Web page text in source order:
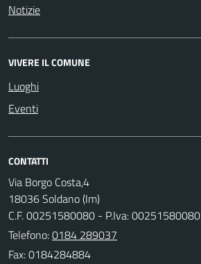
Notizie
VIVERE IL COMUNE
Luoghi
Eventi
CONTATTI
Via Borgo Costa,4
18036 Soldano (Im)
C.F. 00251580080 - P.Iva: 00251580080
Telefono:0184 289037
Fax: 0184284884